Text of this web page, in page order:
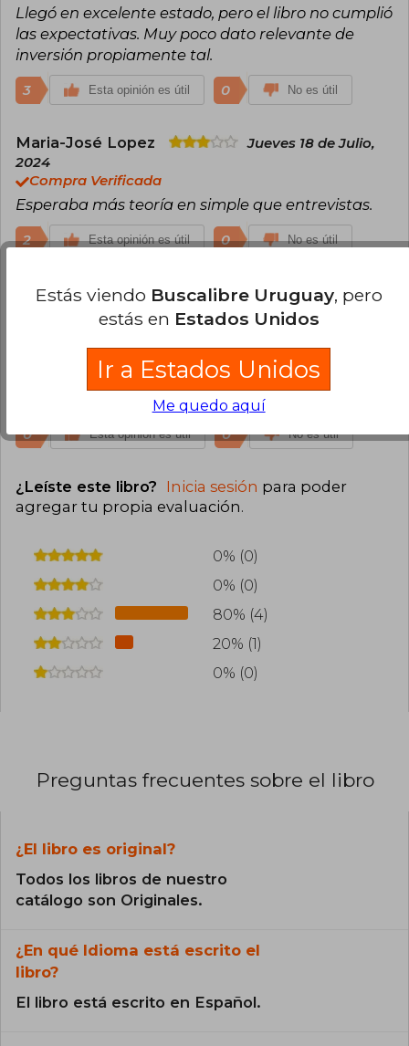
Llegó en excelente estado, pero el libro no cumplió
las expectativas. Muy poco dato relevante de
inversión propiamente tal.
3 Esta opinión es útil 0 No es útil
Maria-José Lopez
Jueves 18 de Julio,
2024
Compra Verificada
Esperaba más teoría en simple que entrevistas.
2 Esta opinión es útil 0 No es útil
Alan Araos
Sábado 27 de Diciembre,
peras y finanzas. Relata vidas es distintas tipos de
inversionistas chilenos no profundizando en cada
tipo de inversion, deja bastante que desear.
0 Esta opinión es útil 0 No es útil
¿Leíste este libro? Inicia sesión para poder
agregar tu propia evaluación.
0% (0)
0% (0)
80% (4)
20% (1)
0% (0)
Preguntas frecuentes sobre el libro
¿El libro es original?
Todos los libros de nuestro
catálogo son Originales.
¿En qué Idioma está escrito el
libro?
El libro está escrito en Español.
Estás viendo Buscalibre Uruguay, pero
estás en Estados Unidos
Ir a Estados Unidos
Me quedo aquí